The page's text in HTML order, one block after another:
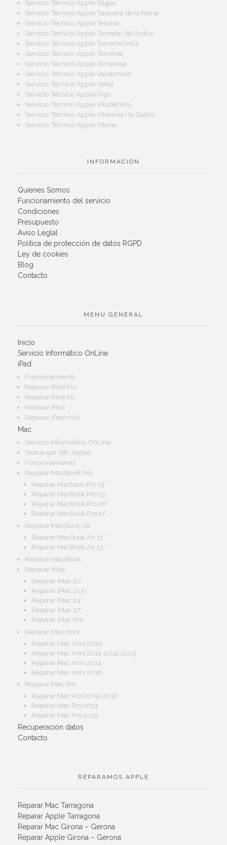
Servicio Técnico Apple Sitges
Servicio Técnico Apple Talavera de la Reina
Servicio Técnico Apple Terrasa
Servicio Técnico Apple Torrejón de Ardoz
Servicio Técnico Apple Torremolinos
Servicio Técnico Apple Torrente
Servicio Técnico Apple Torrevieja
Servicio Técnico Apple Valdemoro
Servicio Técnico Apple Vélez
Servicio Técnico Apple Vigo
Servicio Técnico Apple Viladecans
Servicio Técnico Apple Vilanova i la Geltrú
Servicio Técnico Apple Vitoria
INFORMACIÓN
Quienes Somos
Funcionamiento del servicio
Condiciones
Presupuesto
Aviso Leglal
Política de protección de datos RGPD
Ley de cookies
Blog
Contacto
MENU GENERAL
Inicio
Servicio Informático OnLine
iPad
Funcionamiento
Reparar iPad Pro
Reparar iPad Air
Reparar iPad
Reparar iPad mini
Mac
Servicio Informático OnLine
Descargar SIR-Apple
Funcionamiento
Reparar MacBook Pro
Reparar Macbook Pro 13″
Reparar MacBook Pro 15″
Reparar MacBook Pro 16″
Reparar MacBook Pro 17″
Reparar MacBook Air
Reparar MacBook Air 11″
Reparar MacBook Air 13″
Reparar MacBook
Reparar iMac
Reparar iMac 20″
Reparar iMac 21,5″
Reparar iMac 24″
Reparar iMac 27″
Reparar iMac Pro
Reparar Mac mini
Reparar Mac mini 2010
Reparar Mac mini 2011-2012-2013
Reparar Mac mini 2014
Reparar Mac mini 2018
Reparar Mac Pro
Reparar Mac Pro 2009-2012
Reparar Mac Pro 2013
Reparar Mac Pro 2019
Recuperación datos
Contacto
REPARAMOS APPLE
Reparar Mac Tarragona
Reparar Apple Tarragona
Reparar Mac Girona – Gerona
Reparar Apple Girona – Gerona